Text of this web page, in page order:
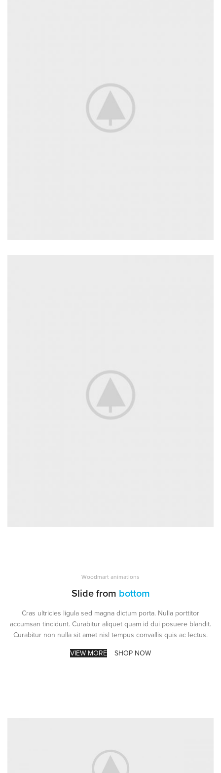
Woodmart animations
Slide from bottom
Cras ultricies ligula sed magna dictum porta. Nulla porttitor
accumsan tincidunt. Curabitur aliquet quam id dui posuere blandit.
Curabitur non nulla sit amet nisl tempus convallis quis ac lectus.
VIEW MORE SHOP NOW